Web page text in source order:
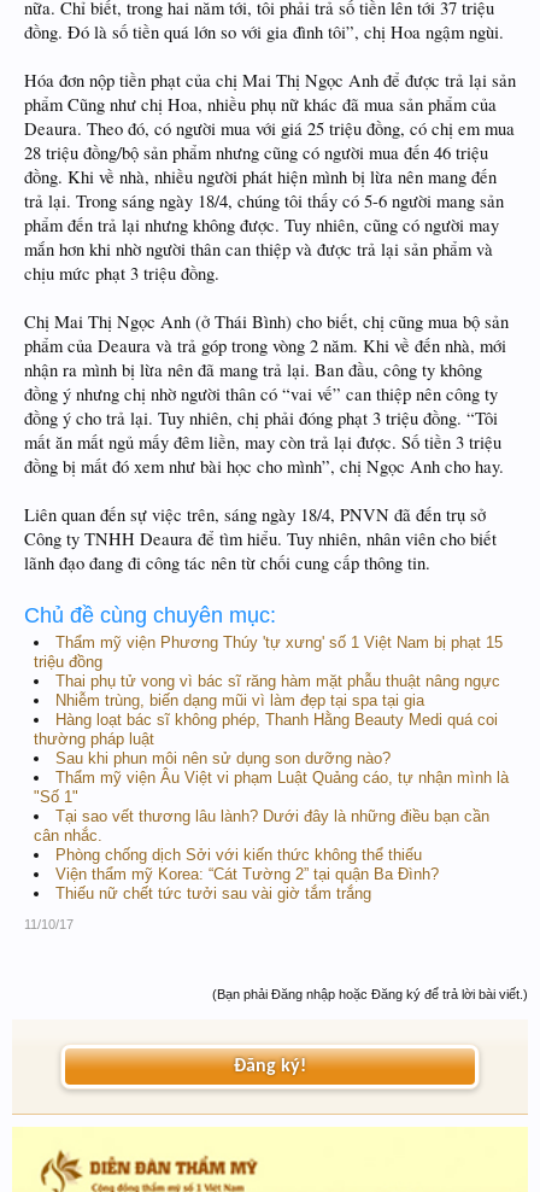
nữa. Chỉ biết, trong hai năm tới, tôi phải trả số tiền lên tới 37 triệu
đồng. Đó là số tiền quá lớn so với gia đình tôi”, chị Hoa ngậm ngùi.
Hóa đơn nộp tiền phạt của chị Mai Thị Ngọc Anh để được trả lại sản
phẩm Cũng như chị Hoa, nhiều phụ nữ khác đã mua sản phẩm của
Deaura. Theo đó, có người mua với giá 25 triệu đồng, có chị em mua
28 triệu đồng/bộ sản phẩm nhưng cũng có người mua đến 46 triệu
đồng. Khi về nhà, nhiều người phát hiện mình bị lừa nên mang đến
trả lại. Trong sáng ngày 18/4, chúng tôi thấy có 5-6 người mang sản
phẩm đến trả lại nhưng không được. Tuy nhiên, cũng có người may
mắn hơn khi nhờ người thân can thiệp và được trả lại sản phẩm và
chịu mức phạt 3 triệu đồng.
Chị Mai Thị Ngọc Anh (ở Thái Bình) cho biết, chị cũng mua bộ sản
phẩm của Deaura và trả góp trong vòng 2 năm. Khi về đến nhà, mới
nhận ra mình bị lừa nên đã mang trả lại. Ban đầu, công ty không
đồng ý nhưng chị nhờ người thân có “vai vế” can thiệp nên công ty
đồng ý cho trả lại. Tuy nhiên, chị phải đóng phạt 3 triệu đồng. “Tôi
mất ăn mất ngủ mấy đêm liền, may còn trả lại được. Số tiền 3 triệu
đồng bị mất đó xem như bài học cho mình”, chị Ngọc Anh cho hay.
Liên quan đến sự việc trên, sáng ngày 18/4, PNVN đã đến trụ sở
Công ty TNHH Deaura để tìm hiểu. Tuy nhiên, nhân viên cho biết
lãnh đạo đang đi công tác nên từ chối cung cấp thông tin.
Chủ đề cùng chuyên mục:
Thẩm mỹ viện Phương Thúy 'tự xưng' số 1 Việt Nam bị phạt 15
triệu đồng
Thai phụ tử vong vì bác sĩ răng hàm mặt phẫu thuật nâng ngực
Nhiễm trùng, biến dạng mũi vì làm đẹp tại spa tại gia
Hàng loạt bác sĩ không phép, Thanh Hằng Beauty Medi quá coi
thường pháp luật
Sau khi phun môi nên sử dụng son dưỡng nào?
Thẩm mỹ viện Âu Việt vi phạm Luật Quảng cáo, tự nhận mình là
"Số 1"
Tại sao vết thương lâu lành? Dưới đây là những điều bạn cần
cân nhắc.
Phòng chống dịch Sởi với kiến thức không thể thiếu
Viện thẩm mỹ Korea: “Cát Tường 2” tại quận Ba Đình?
Thiếu nữ chết tức tưởi sau vài giờ tắm trắng
11/10/17
(Bạn phải Đăng nhập hoặc Đăng ký để trả lời bài viết.)
Đăng ký!